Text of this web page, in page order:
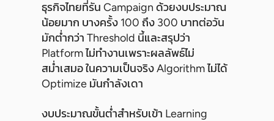
ธุรกิจไทยที่รัน Campaign ด้วยงบประมาณ
น้อยมาก บางครั้ง 100 ถึง 300 บาทต่อวัน
มักต่ำกว่า Threshold นี้และสรุปว่า
Platform ไม่ทำงานเพราะผลลัพธ์ไม่
สม่ำเสมอ ในความเป็นจริง Algorithm ไม่ได้
Optimize มันกำลังเดา
งบประมาณขั้นต่ำสำหรับเข้า Learning